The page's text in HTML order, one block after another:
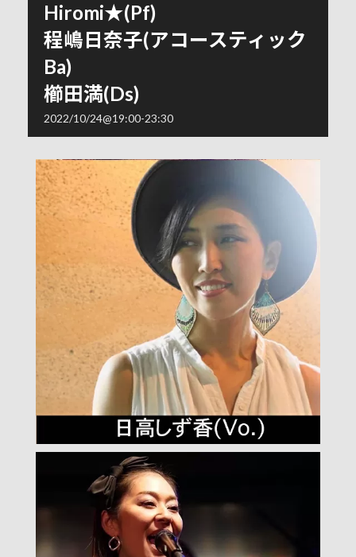
Hiromi★(Pf)
程嶋日奈子(アコースティック
Ba)
櫛田満(Ds)
2022/10/24@19:00-23:30